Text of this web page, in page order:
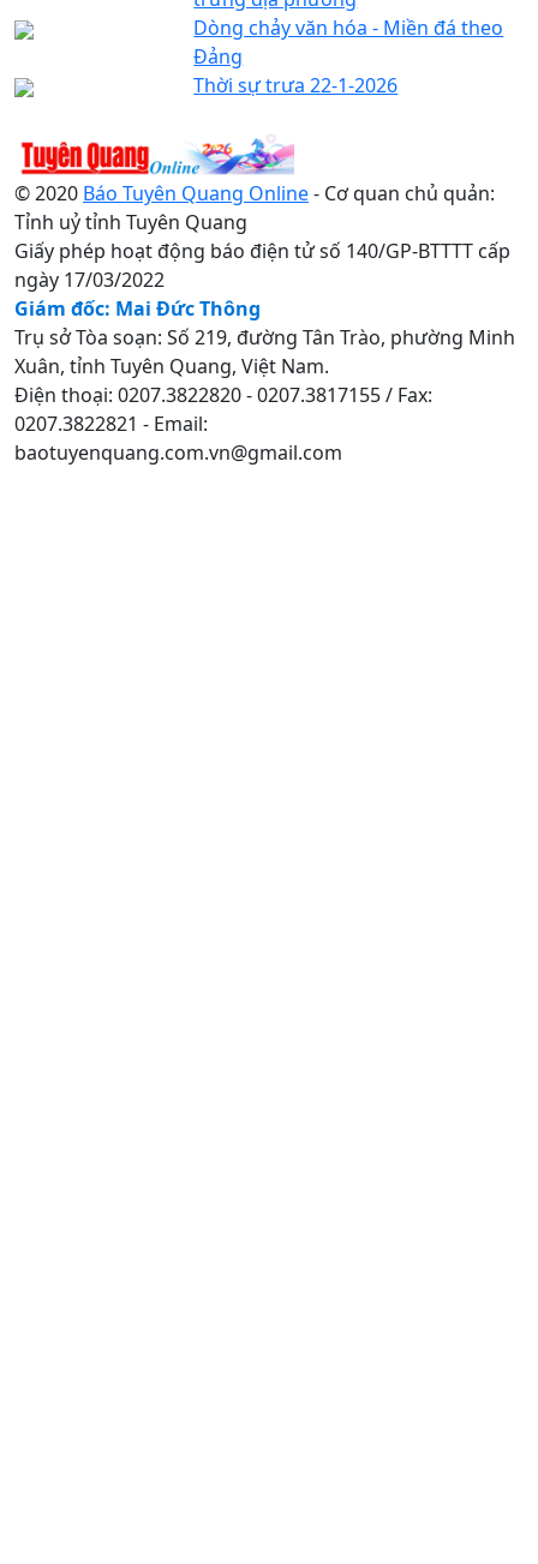
Dòng chảy văn hóa - Miền đá theo
Đảng
Thời sự trưa 22-1-2026
© 2020 Báo Tuyên Quang Online- Cơ quan chủ quản:
Tỉnh uỷ tỉnh Tuyên Quang
Giấy phép hoạt động báo điện tử số 140/GP-BTTTT cấp
ngày 17/03/2022
Giám đốc: Mai Đức Thông
Trụ sở Tòa soạn: Số 219, đường Tân Trào, phường Minh
Xuân, tỉnh Tuyên Quang, Việt Nam.
Điện thoại: 0207.3822820 - 0207.3817155 / Fax:
0207.3822821 - Email:
baotuyenquang.com.vn@gmail.com